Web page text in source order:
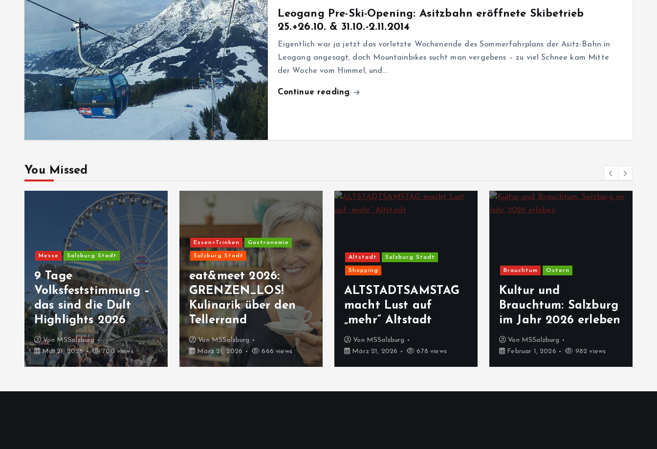
Leogang Pre-Ski-Opening: Asitzbahn eröffnete Skibetrieb
25.+26.10. & 31.10.-2.11.2014
Eigentlich war ja jetzt das vorletzte Wochenende des Sommerfahrplans der Asitz-Bahn in
Leogang angesagt, doch Mountainbikes sucht man vergebens – zu viel Schnee kam Mitte
der Woche vom Himmel, und…
Continue reading
You Missed
Messe Salzburg Stadt
9 Tage
Volksfeststimmung –
das sind die Dult
Highlights 2026
Von MSSalzburg
Mai 21, 2026
700 views
Essen+Trinken Gastronomie
Salzburg Stadt
eat&meet 2026:
GRENZEN_LOS!
Kulinarik über den
Tellerrand
VonMSSalzburg
März 21, 2026
666 views
Altstadt Salzburg Stadt
Shopping
ALTSTADTSAMSTAG
macht Lust auf
„mehr“ Altstadt
Von MSSalzburg
März 21, 2026
678 views
Brauchtum Ostern
Kultur und
Brauchtum: Salzburg
im Jahr 2026 erleben
Von MSSalzburg
Februar 1, 2026
982 views